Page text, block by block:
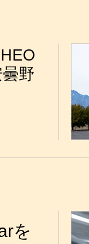
野
を